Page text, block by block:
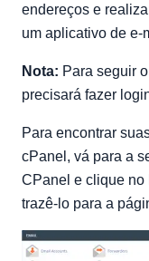
endereços e
um aplicativo de e-
Nota: Para seguir
precisará fazer
Para encontrar
cPanel, vá para a
CPanel e clique no
trazê-lo para a